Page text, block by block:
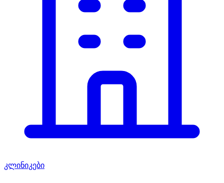
კლინიკები